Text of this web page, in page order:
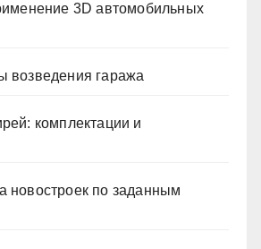
3D автомобильных
возведения гаража
комплектации и
новостроек по заданным